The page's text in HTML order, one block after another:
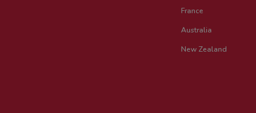
France
Australia
New Zealand